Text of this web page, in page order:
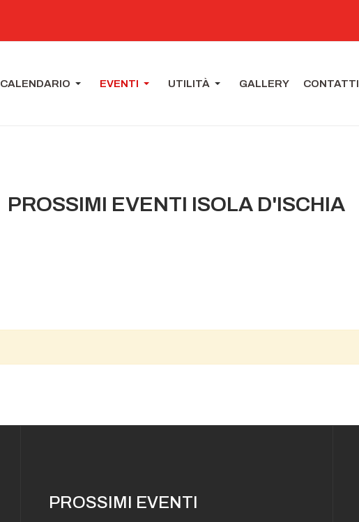
CALENDARIO EVENTI UTILITÀ GALLERY CONTATTI
PROSSIMI EVENTI ISOLA D'ISCHIA
PROSSIMI EVENTI